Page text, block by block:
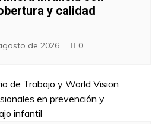
y calidad
de 2026 0